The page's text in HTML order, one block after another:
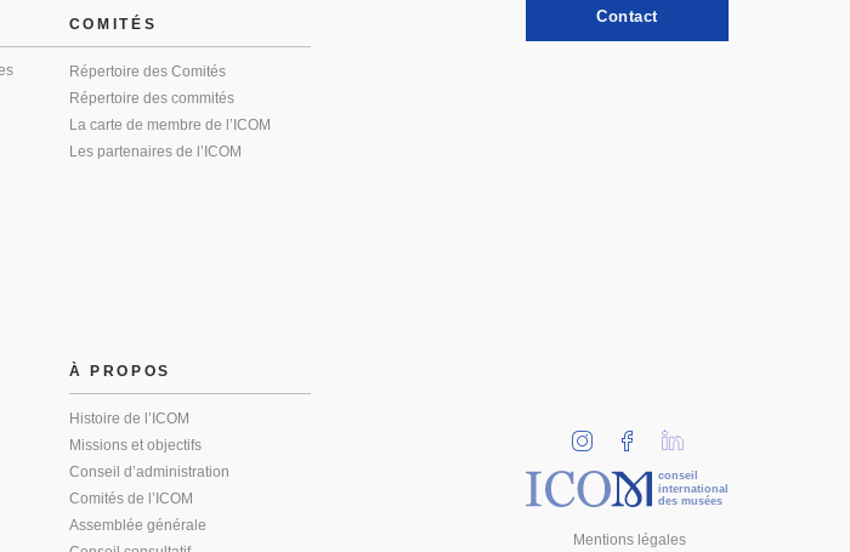
COMITÉS
Répertoire des Comités
Répertoire des commités
La carte de membre de l’ICOM
Les partenaires de l’ICOM
À PROPOS
Histoire de l’ICOM
Missions et objectifs
Conseil d’administration
Comités de l’ICOM
Assemblée générale
Contact
conseil
international
des musées
Mentions légales